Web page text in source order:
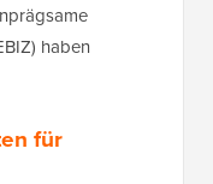
haben
für